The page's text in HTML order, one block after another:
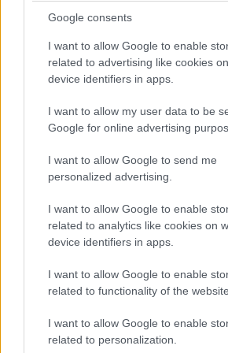
Google consents
I want to allow Google to enable
related to advertising like cookies
device identifiers in apps.
I want to allow my user data to be
Google for online advertising
I want to allow Google to send me
personalized advertising.
I want to allow Google to enable
related to analytics like cookies on
device identifiers in apps.
I want to allow Google to enable
related to functionality of the
I want to allow Google to enable
related to personalization.
αυταπάρνηση του Παναγιώτη
το Σοφουλάρ Κοζάνης
Κωνσταντίνου από τον Κρόκο
Ανδρέα Μουμτζή από την
Πηγαδά από τον Σταφιδόκαμπο
Θεοχαρίδη Ναπολέων από το
Ιωαννίνων, του Χρυσόστομου
την Σαρακήνα Γρεβενών και